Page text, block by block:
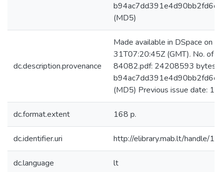
(MD5)
dc.description.provenance
Made available in DSpace on
31T07:20:45Z (GMT). No. of
84082.pdf: 24208593 bytes,
(MD5) Previous issue date:
dc.format.extent 168 p.
dc.identifier.uri http://elibrary.mab.lt/handle/1/
dc.language lt